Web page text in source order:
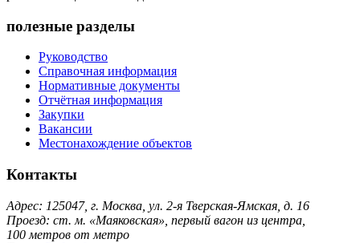
полезные разделы
Руководство
Справочная информация
Нормативные документы
Отчётная информация
Закупки
Вакансии
Местонахождение объектов
Контакты
Адрес: 125047, г. Москва, ул. 2-я Тверская-Ямская, д. 16
Проезд: ст. м. «Маяковская», первый вагон из центра,
100 метров от метро